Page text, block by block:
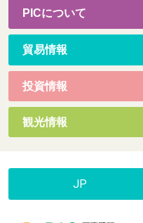
PICについて
貿易情報
投資情報
観光情報
JP